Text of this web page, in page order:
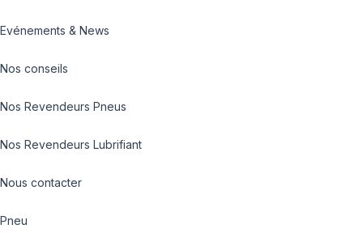
Evénements & News
Nos conseils
Nos Revendeurs Pneus
Nos Revendeurs Lubrifiant
Nous contacter
Pneu